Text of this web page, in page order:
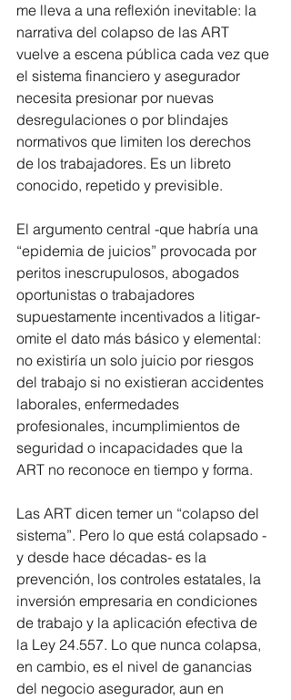
me lleva a una reflexión inevitable: la
narrativa del colapso de las ART
vuelve a escena pública cada vez que
el sistema financiero y asegurador
necesita presionar por nuevas
desregulaciones o por blindajes
normativos que limiten los derechos
de los trabajadores. Es un libreto
conocido, repetido y previsible.
El argumento central -que habría una
“epidemia de juicios” provocada por
peritos inescrupulosos, abogados
oportunistas o trabajadores
supuestamente incentivados a litigar-
omite el dato más básico y elemental:
no existiría un solo juicio por riesgos
del trabajo si no existieran accidentes
laborales, enfermedades
profesionales, incumplimientos de
seguridad o incapacidades que la
ART no reconoce en tiempo y forma.
Las ART dicen temer un “colapso del
sistema”. Pero lo que está colapsado -
y desde hace décadas- es la
prevención, los controles estatales, la
inversión empresaria en condiciones
de trabajo y la aplicación efectiva de
la Ley 24.557. Lo que nunca colapsa,
en cambio, es el nivel de ganancias
del negocio asegurador, aun en